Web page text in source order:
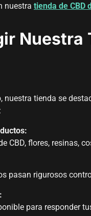
nuestra tienda de CBD
Nuestra
nuestra tienda se
:
CBD, flores, resinas,
pasan rigurosos
para responder